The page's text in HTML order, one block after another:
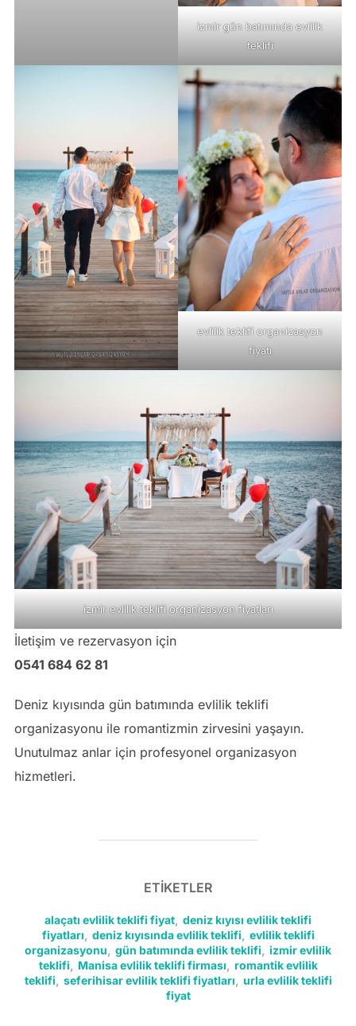
izmir gün batımında evlilik
teklifi
evlilik teklifi organizasyon
fiyatı
izmir evlilik teklifi organizasyon fiyatları
İletişim ve rezervasyon için
0541 684 62 81
Deniz kıyısında gün batımında evlilik teklifi
organizasyonu ile romantizmin zirvesini yaşayın.
Unutulmaz anlar için profesyonel organizasyon
hizmetleri.
ETIKETLER
alaçatı evlilik teklifi fiyat deniz kıyısı evlilik teklifi
fiyatları
deniz kıyısında evlilik teklifi
evlilik teklifi
organizasyonu
gün batımında evlilik teklifi
izmir evlilik
teklifi
Manisa evlilik teklifi firması
romantik evlilik
teklifi
seferihisar evlilik teklifi fiyatları
urla evlilik teklifi
fiyat